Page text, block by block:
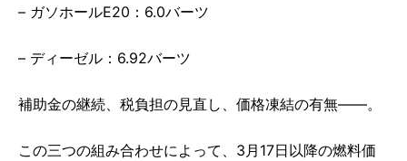
– ガソホールE20：6.0バーツ
– ディーゼル：6.92バーツ
補助金の継続、税負担の見直し、価格凍結の有無——。
この三つの組み合わせによって、3月17日以降の燃料価